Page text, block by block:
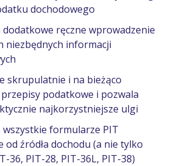
dochodowego
dodatkowe ręczne wprowadzenie
niezbędnych informacji
skrupulatnie i na bieżąco
podatkowe i pozwala
najkorzystniejsze ulgi
wszystkie formularze PIT
od źródła dochodu (a nie tylko
36, PIT-28, PIT-36L, PIT-38)